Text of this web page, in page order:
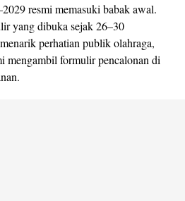
resmi memasuki babak awal.
yang dibuka sejak 26–30
perhatian publik olahraga,
mengambil formulir pencalonan di